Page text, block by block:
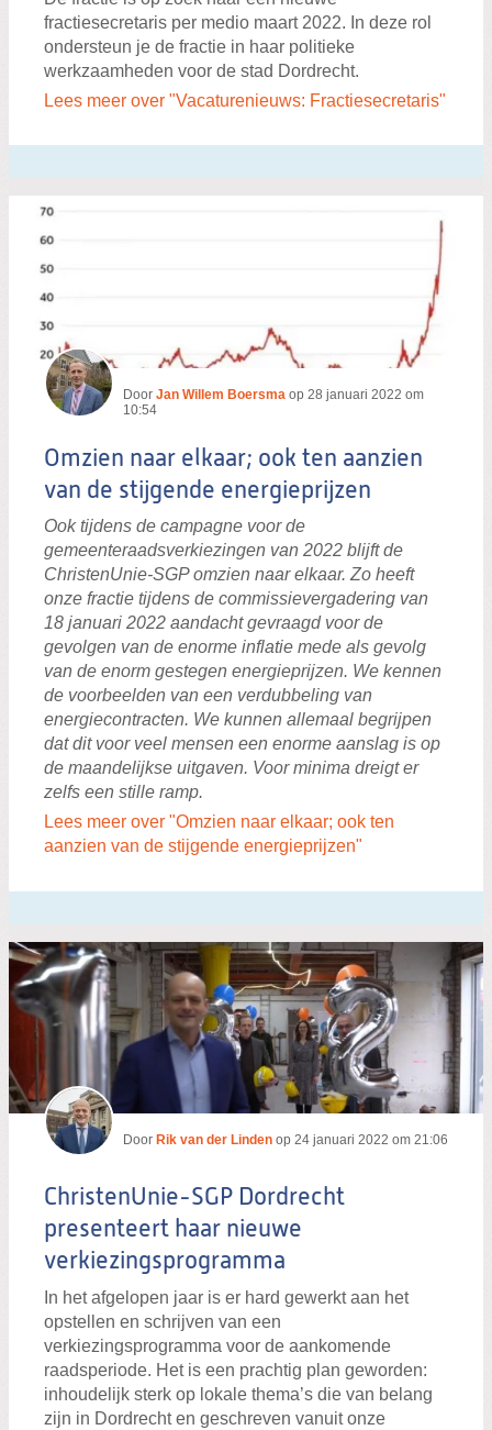
fractiesecretaris per medio maart 2022. In deze rol
ondersteun je de fractie in haar politieke
werkzaamheden voor de stad Dordrecht.
Lees meer over "Vacaturenieuws: Fractiesecretaris"
Door Jan Willem Boersma op 28 januari 2022 om
10:54
Omzien naar elkaar; ook ten aanzien
van de stijgende energieprijzen
Ook tijdens de campagne voor de
gemeenteraadsverkiezingen van 2022 blijft de
ChristenUnie-SGP omzien naar elkaar. Zo heeft
onze fractie tijdens de commissievergadering van
18 januari 2022 aandacht gevraagd voor de
gevolgen van de enorme inflatie mede als gevolg
van de enorm gestegen energieprijzen. We kennen
de voorbeelden van een verdubbeling van
energiecontracten. We kunnen allemaal begrijpen
dat dit voor veel mensen een enorme aanslag is op
de maandelijkse uitgaven. Voor minima dreigt er
zelfs een stille ramp.
Lees meer over "Omzien naar elkaar; ook ten
aanzien van de stijgende energieprijzen"
Door Rik van der Linden op 24 januari 2022 om 21:06
ChristenUnie-SGP Dordrecht
presenteert haar nieuwe
verkiezingsprogramma
In het afgelopen jaar is er hard gewerkt aan het
opstellen en schrijven van een
verkiezingsprogramma voor de aankomende
raadsperiode. Het is een prachtig plan geworden:
inhoudelijk sterk op lokale thema’s die van belang
zijn in Dordrecht en geschreven vanuit onze